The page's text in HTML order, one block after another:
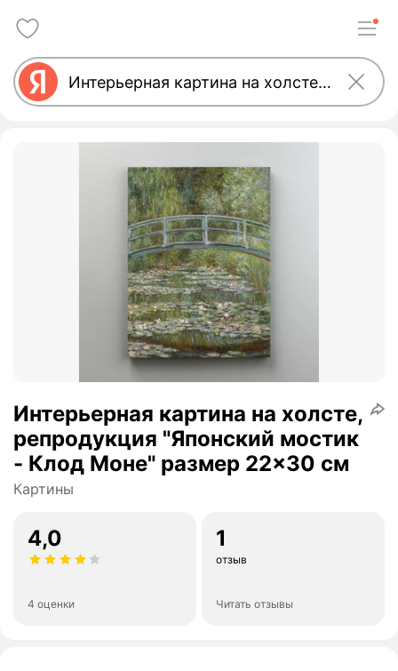
Интерьерная картина на холсте,
репродукция "Японский мостик
- Клод Моне" размер 22x30 см
Картины
4,0
4 оценки
1
отзыв
Читать отзывы